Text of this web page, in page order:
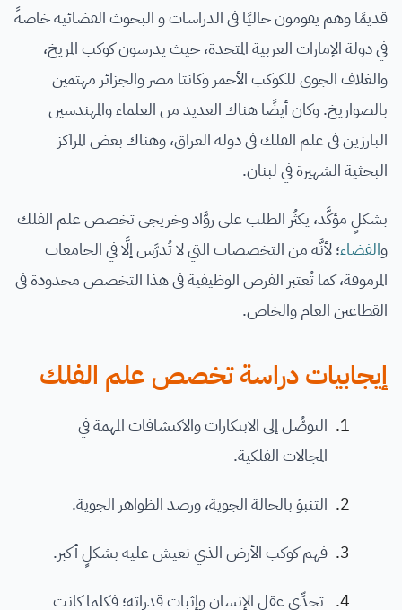
قديمًا وهم يقومون حاليًا في الدراسات و البحوث الفضائية خاصةً
في دولة الإمارات العربية المتحدة، حيث يدرسون كوكب المريخ،
والغلاف الجوي للكوكب الأحمر وكانتا مصر والجزائر مهتمين
بالصواريخ. وكان أيضًا هناك العديد من العلماء والمهندسين
البارزين في علم الفلك في دولة العراق، وهناك بعض المراكز
البحثية الشهيرة في لبنان.
بشكلٍ مؤكَّد، يكثُر الطلب على روَّاد وخريجي تخصص علم الفلك
والفضاء؛ لأنَّه من التخصصات التي لا تُدرَّس إلَّا في الجامعات
المرموقة، كما تُعتبر الفرص الوظيفية في هذا التخصص محدودة في
القطاعين العام والخاص.
إيجابيات دراسة تخصص علم الفلك
التوصُّل إلى الابتكارات والاكتشافات المهمة في
المجالات الفلكية.
التنبؤ بالحالة الجوية، ورصد الظواهر الجوية.
فهم كوكب الأرض الذي نعيش عليه بشكلٍ أكبر.
تحدِّي عقل الإنسان وإثبات قدراته؛ فكلما كانت